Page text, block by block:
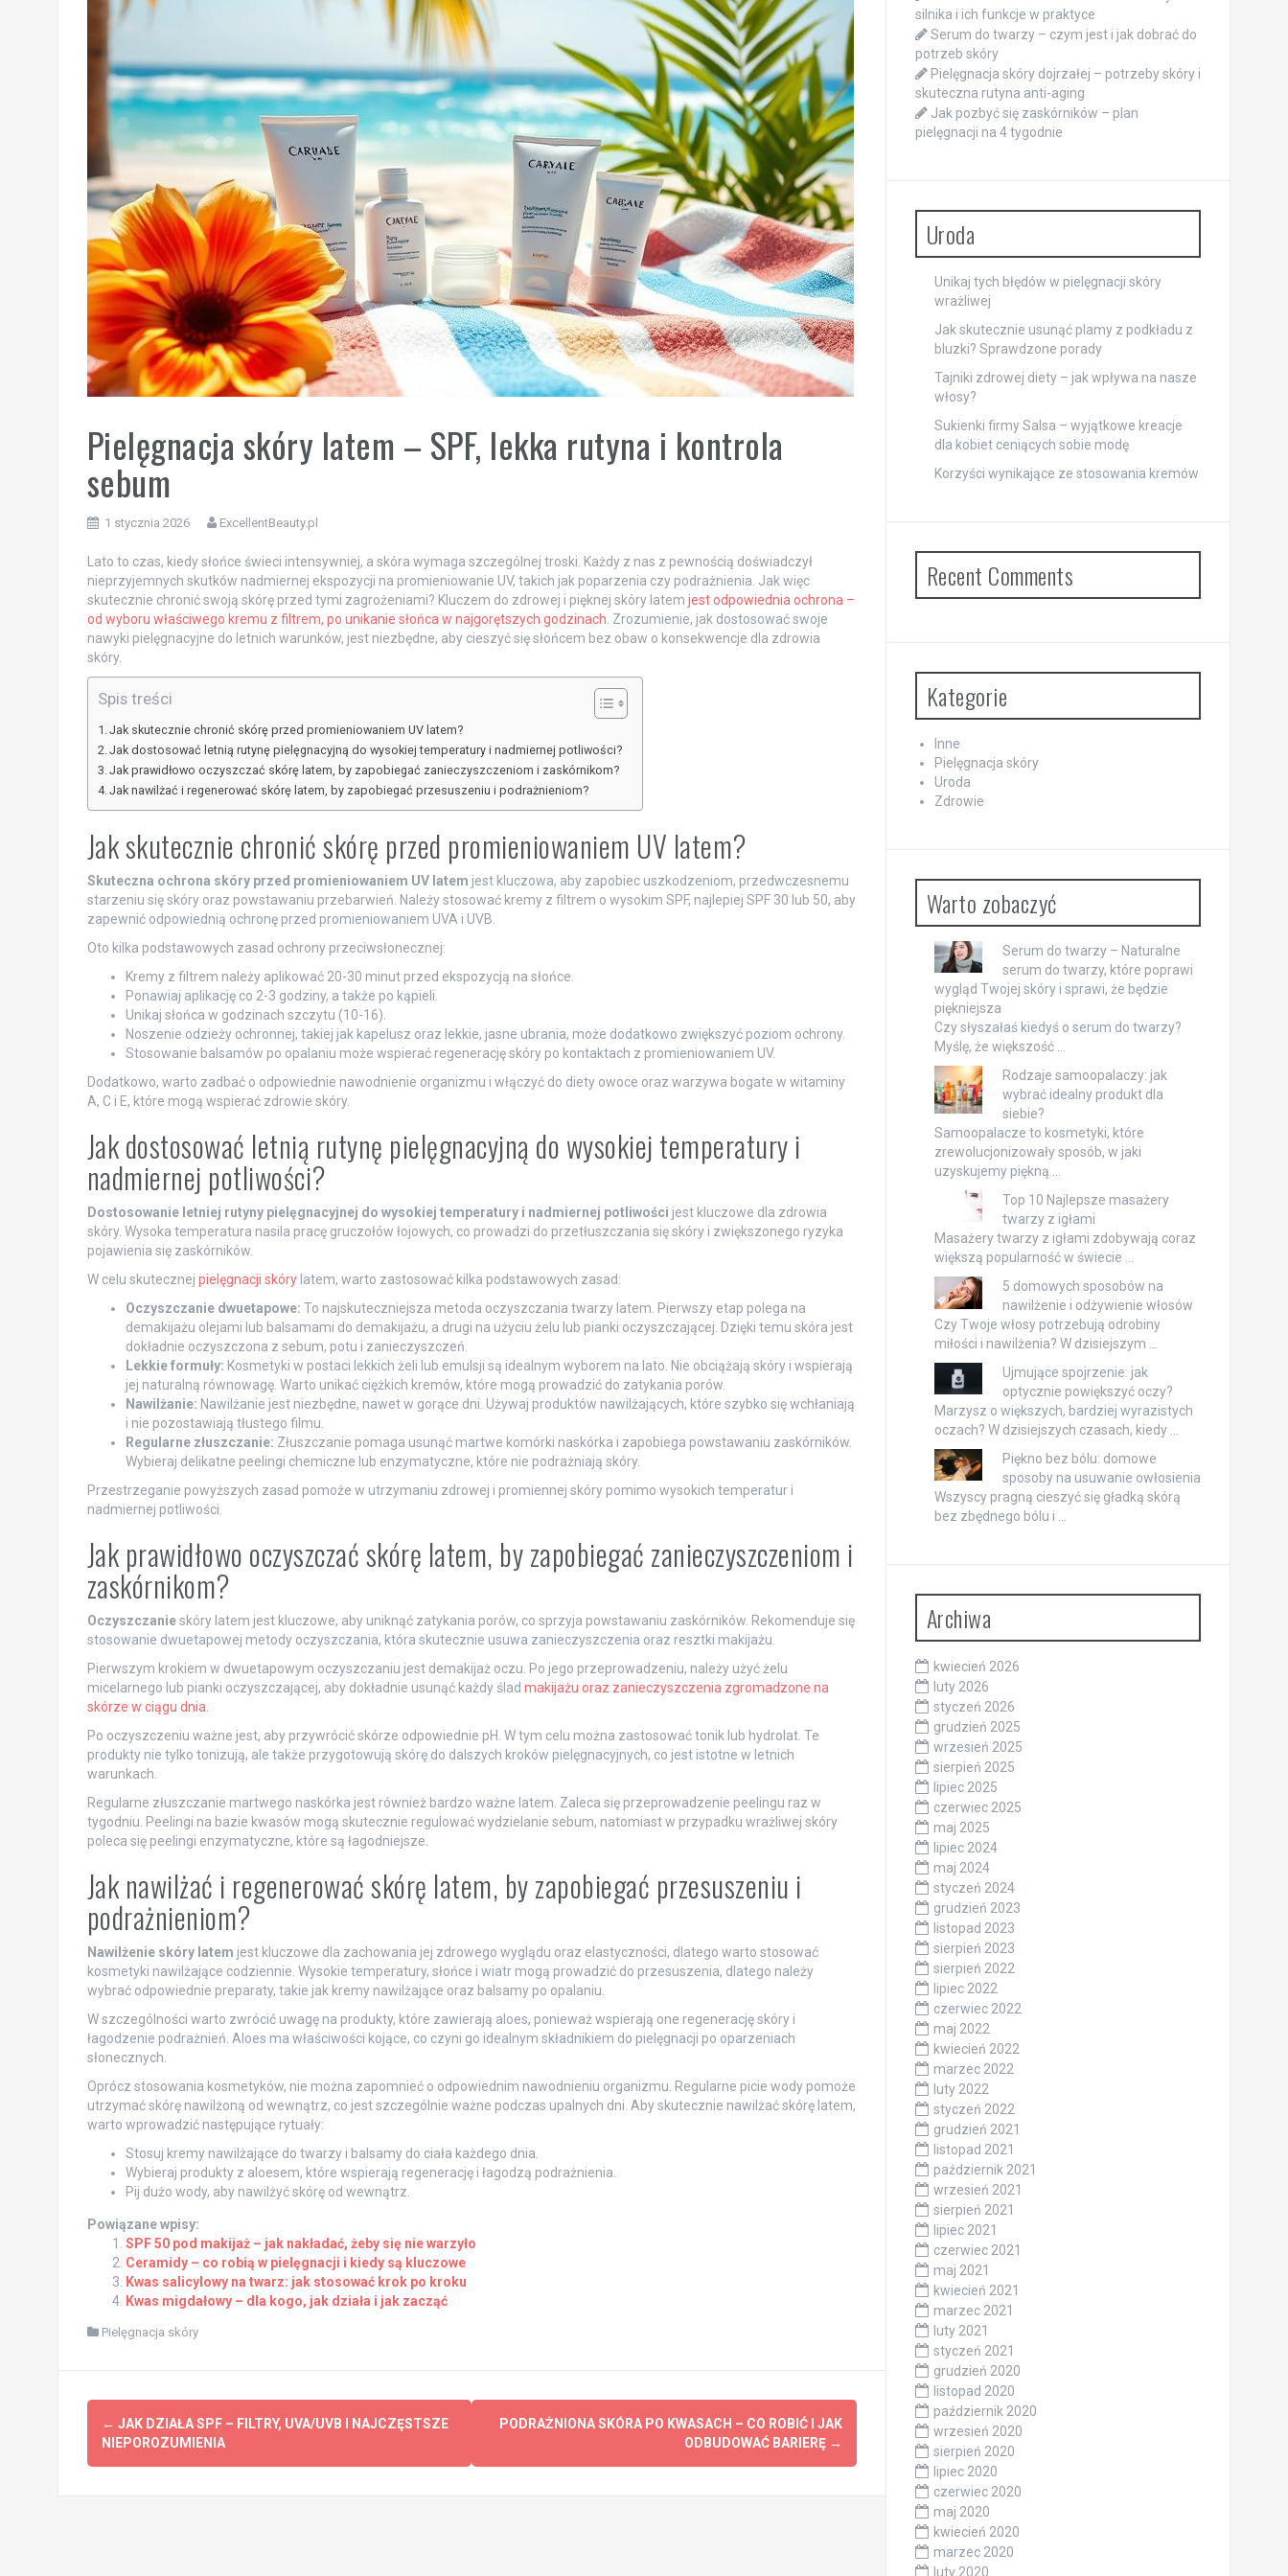
Pielęgnacja skóry latem – SPF, lekka rutyna i kontrola
sebum
1 stycznia 2026 ExcellentBeauty.pl
Lato to czas, kiedy słońce świeci intensywniej, a skóra wymaga szczególnej troski. Każdy z nas z pewnością doświadczył
nieprzyjemnych skutków nadmiernej ekspozycji na promieniowanie UV, takich jak poparzenia czy podrażnienia. Jak więc
skutecznie chronić swoją skórę przed tymi zagrożeniami? Kluczem do zdrowej i pięknej skóry latem jest odpowiednia ochrona –
od wyboru właściwego kremu z filtrem, po unikanie słońca w najgorętszych godzinach . Zrozumienie, jak dostosować swoje
nawyki pielęgnacyjne do letnich warunków, jest niezbędne, aby cieszyć się słońcem bez obaw o konsekwencje dla zdrowia
skóry.
Spis treści
Jak skutecznie chronić skórę przed promieniowaniem UV latem?
Jak dostosować letnią rutynę pielęgnacyjną do wysokiej temperatury i nadmiernej potliwości?
Jak prawidłowo oczyszczać skórę latem, by zapobiegać zanieczyszczeniom i zaskórnikom?
Jak nawilżać i regenerować skórę latem, by zapobiegać przesuszeniu i podrażnieniom?
Jak skutecznie chronić skórę przed promieniowaniem UV latem?
Skuteczna ochrona skóry przed promieniowaniem UV latem jest kluczowa, aby zapobiec uszkodzeniom, przedwczesnemu
starzeniu się skóry oraz powstawaniu przebarwień. Należy stosować kremy z filtrem o wysokim SPF, najlepiej SPF 30 lub 50, aby
zapewnić odpowiednią ochronę przed promieniowaniem UVA i UVB.
Oto kilka podstawowych zasad ochrony przeciwsłonecznej:
Kremy z filtrem należy aplikować 20-30 minut przed ekspozycją na słońce.
Ponawiaj aplikację co 2-3 godziny, a także po kąpieli.
Unikaj słońca w godzinach szczytu (10-16).
Noszenie odzieży ochronnej, takiej jak kapelusz oraz lekkie, jasne ubrania, może dodatkowo zwiększyć poziom ochrony.
Stosowanie balsamów po opalaniu może wspierać regenerację skóry po kontaktach z promieniowaniem UV.
Dodatkowo, warto zadbać o odpowiednie nawodnienie organizmu i włączyć do diety owoce oraz warzywa bogate w witaminy
A, C i E, które mogą wspierać zdrowie skóry.
Jak dostosować letnią rutynę pielęgnacyjną do wysokiej temperatury i
nadmiernej potliwości?
Dostosowanie letniej rutyny pielęgnacyjnej do wysokiej temperatury i nadmiernej potliwości jest kluczowe dla zdrowia
skóry. Wysoka temperatura nasila pracę gruczołów łojowych, co prowadzi do przetłuszczania się skóry i zwiększonego ryzyka
pojawienia się zaskórników.
W celu skutecznej pielęgnacji skórylatem, warto zastosować kilka podstawowych zasad:
Oczyszczanie dwuetapowe: To najskuteczniejsza metoda oczyszczania twarzy latem. Pierwszy etap polega na
demakijażu olejami lub balsamami do demakijażu, a drugi na użyciu żelu lub pianki oczyszczającej. Dzięki temu skóra jest
dokładnie oczyszczona z sebum, potu i zanieczyszczeń.
Lekkie formuły: Kosmetyki w postaci lekkich żeli lub emulsji są idealnym wyborem na lato. Nie obciążają skóry i wspierają
jej naturalną równowagę. Warto unikać ciężkich kremów, które mogą prowadzić do zatykania porów.
Nawilżanie: Nawilżanie jest niezbędne, nawet w gorące dni. Używaj produktów nawilżających, które szybko się wchłaniają
i nie pozostawiają tłustego filmu.
Regularne złuszczanie: Złuszczanie pomaga usunąć martwe komórki naskórka i zapobiega powstawaniu zaskórników.
Wybieraj delikatne peelingi chemiczne lub enzymatyczne, które nie podrażniają skóry.
Przestrzeganie powyższych zasad pomoże w utrzymaniu zdrowej i promiennej skóry pomimo wysokich temperatur i
nadmiernej potliwości.
Jak prawidłowo oczyszczać skórę latem, by zapobiegać zanieczyszczeniom i
zaskórnikom?
Oczyszczanieskóry latem jest kluczowe, aby uniknąć zatykania porów, co sprzyja powstawaniu zaskórników. Rekomenduje się
stosowanie dwuetapowej metody oczyszczania, która skutecznie usuwa zanieczyszczenia oraz resztki makijażu.
Pierwszym krokiem w dwuetapowym oczyszczaniu jest demakijaż oczu. Po jego przeprowadzeniu, należy użyć żelu
micelarnego lub pianki oczyszczającej, aby dokładnie usunąć każdy ślad makijażu oraz zanieczyszczenia zgromadzone na
skórze w ciągu dnia
Po oczyszczeniu ważne jest, aby przywrócić skórze odpowiednie pH. W tym celu można zastosować tonik lub hydrolat. Te
produkty nie tylko tonizują, ale także przygotowują skórę do dalszych kroków pielęgnacyjnych, co jest istotne w letnich
warunkach.
Regularne złuszczanie martwego naskórka jest również bardzo ważne latem. Zaleca się przeprowadzenie peelingu raz w
tygodniu. Peelingi na bazie kwasów mogą skutecznie regulować wydzielanie sebum, natomiast w przypadku wrażliwej skóry
poleca się peelingi enzymatyczne, które są łagodniejsze.
Jak nawilżać i regenerować skórę latem, by zapobiegać przesuszeniu i
podrażnieniom?
Nawilżenie skóry latem jest kluczowe dla zachowania jej zdrowego wyglądu oraz elastyczności, dlatego warto stosować
kosmetyki nawilżające codziennie. Wysokie temperatury, słońce i wiatr mogą prowadzić do przesuszenia, dlatego należy
wybrać odpowiednie preparaty, takie jak kremy nawilżające oraz balsamy po opalaniu.
W szczególności warto zwrócić uwagę na produkty, które zawierają aloes, ponieważ wspierają one regenerację skóry i
łagodzenie podrażnień. Aloes ma właściwości kojące, co czyni go idealnym składnikiem do pielęgnacji po oparzeniach
słonecznych.
Oprócz stosowania kosmetyków, nie można zapomnieć o odpowiednim nawodnieniu organizmu. Regularne picie wody pomoże
utrzymać skórę nawilżoną od wewnątrz, co jest szczególnie ważne podczas upalnych dni. Aby skutecznie nawilżać skórę latem,
warto wprowadzić następujące rytuały:
Stosuj kremy nawilżające do twarzy i balsamy do ciała każdego dnia.
Wybieraj produkty z aloesem, które wspierają regenerację i łagodzą podrażnienia.
Pij dużo wody, aby nawilżyć skórę od wewnątrz.
Powiązane wpisy:
SPF 50 pod makijaż – jak nakładać, żeby się nie warzyło
Ceramidy – co robią w pielęgnacji i kiedy są kluczowe
Kwas salicylowy na twarz: jak stosować krok po kroku
Kwas migdałowy – dla kogo, jak działa i jak zacząć
Pielęgnacja skóry
Post
navigation
← JAK DZIAŁA SPF – FILTRY, UVA/UVB I NAJCZĘSTSZE
NIEPOROZUMIENIA
PODRAŻNIONA SKÓRA PO KWASACH – CO ROBIĆ I JAK
ODBUDOWAĆ BARIERĘ →
silnika i ich funkcje w praktyce
Serum do twarzy – czym jest i jak dobrać do
potrzeb skóry
Pielęgnacja skóry dojrzałej – potrzeby skóry i
skuteczna rutyna anti-aging
Jak pozbyć się zaskórników – plan
pielęgnacji na 4 tygodnie
Uroda
Unikaj tych błędów w pielęgnacji skóry
wrażliwej
Jak skutecznie usunąć plamy z podkładu z
bluzki? Sprawdzone porady
Tajniki zdrowej diety – jak wpływa na nasze
włosy?
Sukienki firmy Salsa – wyjątkowe kreacje
dla kobiet ceniących sobie modę
Korzyści wynikające ze stosowania kremów
Recent Comments
Kategorie
Inne
Pielęgnacja skóry
Uroda
Zdrowie
Warto zobaczyć
Serum do twarzy – Naturalne
serum do twarzy, które poprawi
wygląd Twojej skóry i sprawi, że będzie
piękniejsza
Czy słyszałaś kiedyś o serum do twarzy?
Myślę, że większość …
Rodzaje samoopalaczy: jak
wybrać idealny produkt dla
siebie?
Samoopalacze to kosmetyki, które
zrewolucjonizowały sposób, w jaki
uzyskujemy piękną …
Top 10 Najlepsze masażery
twarzy z igłami
Masażery twarzy z igłami zdobywają coraz
większą popularność w świecie …
5 domowych sposobów na
nawilżenie i odżywienie włosów
Czy Twoje włosy potrzebują odrobiny
miłości i nawilżenia? W dzisiejszym …
Ujmujące spojrzenie: jak
optycznie powiększyć oczy?
Marzysz o większych, bardziej wyrazistych
oczach? W dzisiejszych czasach, kiedy …
Piękno bez bólu: domowe
sposoby na usuwanie owłosienia
Wszyscy pragną cieszyć się gładką skórą
bez zbędnego bólu i …
Archiwa
kwiecień 2026
luty 2026
styczeń 2026
grudzień 2025
wrzesień 2025
sierpień 2025
lipiec 2025
czerwiec 2025
maj 2025
lipiec 2024
maj 2024
styczeń 2024
grudzień 2023
listopad 2023
sierpień 2023
sierpień 2022
lipiec 2022
czerwiec 2022
maj 2022
kwiecień 2022
marzec 2022
luty 2022
styczeń 2022
grudzień 2021
listopad 2021
październik 2021
wrzesień 2021
sierpień 2021
lipiec 2021
czerwiec 2021
maj 2021
kwiecień 2021
marzec 2021
luty 2021
styczeń 2021
grudzień 2020
listopad 2020
październik 2020
wrzesień 2020
sierpień 2020
lipiec 2020
czerwiec 2020
maj 2020
kwiecień 2020
marzec 2020
luty 2020